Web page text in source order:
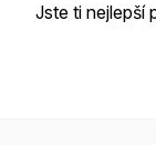
Jste ti nejlepší